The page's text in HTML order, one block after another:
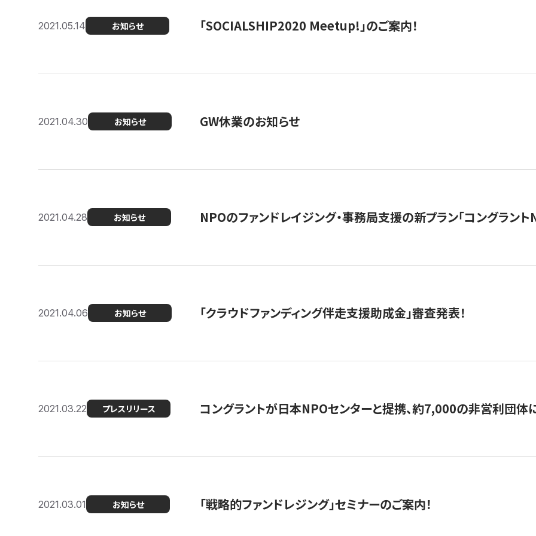
2021.05.14 お知らせ 「SOCIALSHIP2020 Meetup!」のご案内！
2021.04.30 お知らせ GW休業のお知らせ
2021.04.28 お知らせ NPOのファンドレイジング・事務局支援の新プラン「コングラント
2021.04.06 お知らせ 「クラウドファンディング伴走支援助成金」審査発表！
2021.03.22 プレスリリース コングラントが日本NPOセンターと提携、約7,000の非営利団体
2021.03.01 お知らせ 「戦略的ファンドレジング」セミナーのご案内！